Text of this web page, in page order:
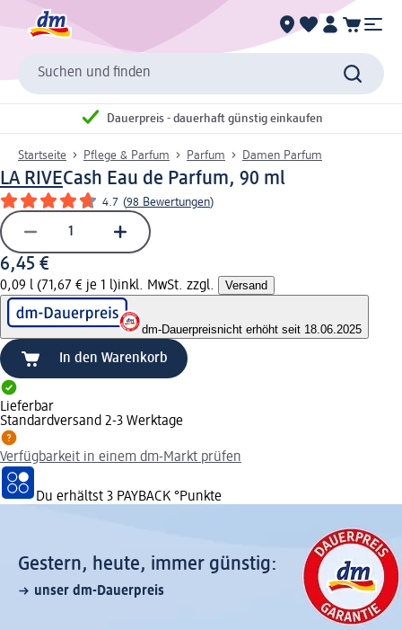
Suchen und finden
Dauerpreis - dauerhaft günstig einkaufen
Startseite Pflege & Parfum Parfum Damen Parfum
LA RIVECash Eau de Parfum, 90 ml
4.7 (98 Bewertungen)
6,45 €
0,09 l (71,67 € je 1 l)inkl. MwSt. zzgl. Versand
dm-Dauerpreisnicht erhöht seit 18.06.2025
In den Warenkorb
Lieferbar
Standardversand 2-3 Werktage
Verfügbarkeit in einem dm-Markt prüfen
Du erhältst 3 PAYBACK °Punkte
Gestern, heute, immer günstig:
unser dm-Dauerpreis